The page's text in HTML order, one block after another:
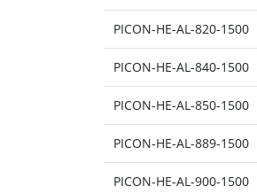
PICON-HE-AL-820-1500
PICON-HE-AL-840-1500
PICON-HE-AL-850-1500
PICON-HE-AL-889-1500
PICON-HE-AL-900-1500